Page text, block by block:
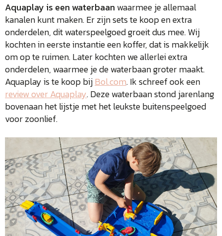
Aquaplay is een waterbaan waarmee je allemaal
kanalen kunt maken. Er zijn sets te koop en extra
onderdelen, dit waterspeelgoed groeit dus mee. Wij
kochten in eerste instantie een koffer, dat is makkelijk
om op te ruimen. Later kochten we allerlei extra
onderdelen, waarmee je de waterbaan groter maakt.
Aquaplay is te koop bijBol.com. Ik schreef ook een
review over Aquaplay. Deze waterbaan stond jarenlang
bovenaan het lijstje met het leukste buitenspeelgoed
voor zoonlief.